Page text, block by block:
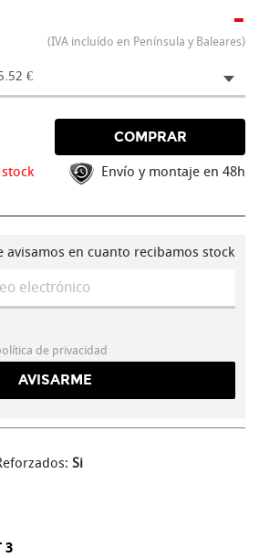
-
(IVA incluído en Península y Baleares)
€
COMPRAR
Envío y montaje en 48h
avisamos en cuanto recibamos stock
de privacidad
Si
3